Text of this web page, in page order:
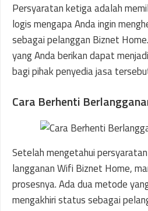
Persyaratan ketiga adalah
logis mengapa Anda ingin
sebagai pelanggan Biznet
yang Anda berikan dapat
bagi pihak penyedia jasa
Cara Berhenti
Setelah mengetahui
langganan Wifi Biznet Home,
prosesnya. Ada dua metode
mengakhiri status sebagai